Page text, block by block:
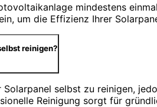
mindestens
um die Effizienz Ihrer
reinigen?
Solarpanel selbst zu reinigen,
Reinigung sorgt für